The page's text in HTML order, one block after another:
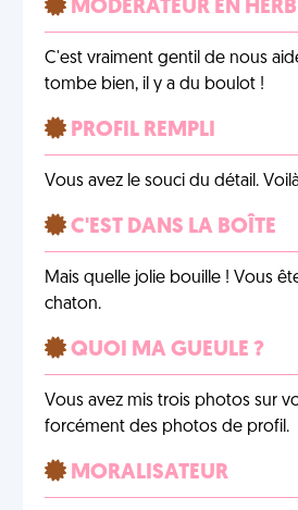
MODÉRATEUR EN
C'est vraiment gentil de nous
tombe bien, il y a du boulot !
PROFIL REMPLI
Vous avez le souci du détail.
C'EST DANS LA BOÎTE
Mais quelle jolie bouille ! Vous
chaton.
QUOI MA GUEULE ?
Vous avez mis trois photos sur
forcément des photos de profil.
MORALISATEUR